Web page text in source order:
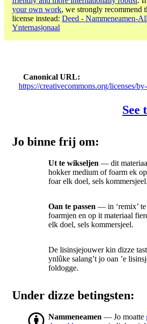
your own work, we strongly recommend
license instead: Deed - Nammeneamen-
Ynternasjonaal
Canonical URL
https://creativecommons.org/licenses/
See
Jo binne frij om:
Ut te wikseljen — dit
hokker medium of foarm ek
foar elk doel, sels kommersjeel.
Oan te passen — in ‘remix’
foarmjen en op it materiaal
elk doel, sels kommersjeel.
De lisinsjejouwer kin dizze
ynlûke salang’t jo oan ’e
foldogge.
Under dizze betingsten:
Nammeneamen — Jo moatte